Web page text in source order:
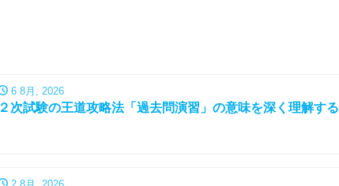
6 8月, 2026
２次試験の王道攻略法「過去問演習」の意味を深く理解する